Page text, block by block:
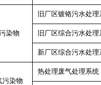
染物
旧厂区镀铬污水处理
旧厂区综合污水处理
新厂区综合污水处理
污染物
热处理废气处理系统